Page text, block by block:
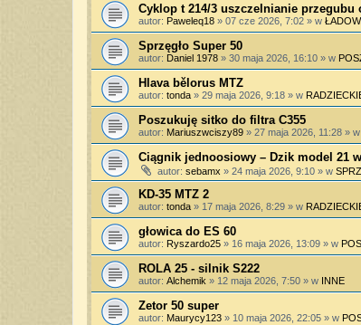
Cyklop t 214/3 uszczelnianie przegubu
autor: Paweleq18 » 07 cze 2026, 7:02 » w
Sprzęgło Super 50
autor: Daniel 1978 » 30 maja 2026, 16:10 » w
Hlava bělorus MTZ
autor: tonda » 29 maja 2026, 9:18 » w
Poszukuję sitko do filtra C355
autor: Mariuszwciszy89 » 27 maja 2026, 11:28 » w
Ciągnik jednoosiowy – Dzik model 21
autor: sebamx » 24 maja 2026, 9:10 » w
KD-35 MTZ 2
autor: tonda » 17 maja 2026, 8:29 » w
głowica do ES 60
autor: Ryszardo25 » 16 maja 2026, 13:09 » w
ROLA 25 - silnik S222
autor: Alchemik » 12 maja 2026, 7:50 » w INNE
Zetor 50 super
autor: Maurycy123 » 10 maja 2026, 22:05 » w